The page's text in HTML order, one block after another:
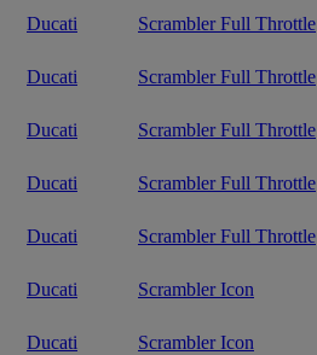
Ducati Scrambler Full Throttle
Ducati Scrambler Full Throttle
Ducati Scrambler Full Throttle
Ducati Scrambler Full Throttle
Ducati Scrambler Full Throttle
Ducati Scrambler Icon
Ducati Scrambler Icon